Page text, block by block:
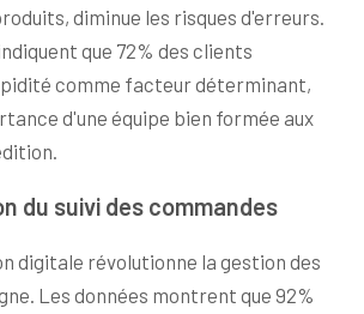
diminue les risques d'erreurs.
que 72% des clients
comme facteur déterminant,
d'une équipe bien formée aux
du suivi des commandes
digitale révolutionne la gestion des
Les données montrent que 92%